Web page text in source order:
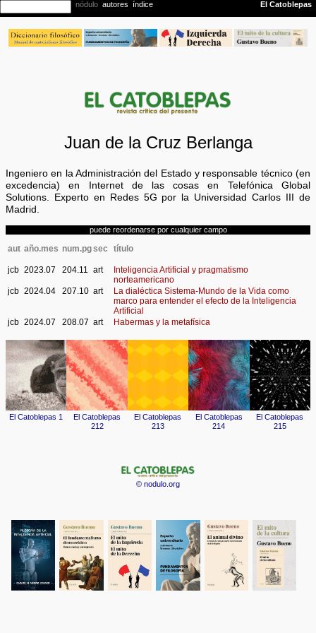
Juan de la Cruz Berlanga
Ingeniero en la Administración del Estado y responsable técnico (en
excedencia) en Internet de las cosas en Telefónica Global
Solutions. Experto en Redes 5G por la Universidad Carlos III de
Madrid.
puede reordenarse por cualquier campo
aut año.mes num.pgsec título
jcb 2023.07 204.11 art
Inteligencia Artificial y pragmatismo
norteamericano
jcb 2024.04 207.10 art
La dialéctica Sistema-Mundo de la Vida como
marco para entender el efecto de la Inteligencia
Artificial
jcb 2024.07 208.07 art Habermas y la metafísica
© nodulo.org